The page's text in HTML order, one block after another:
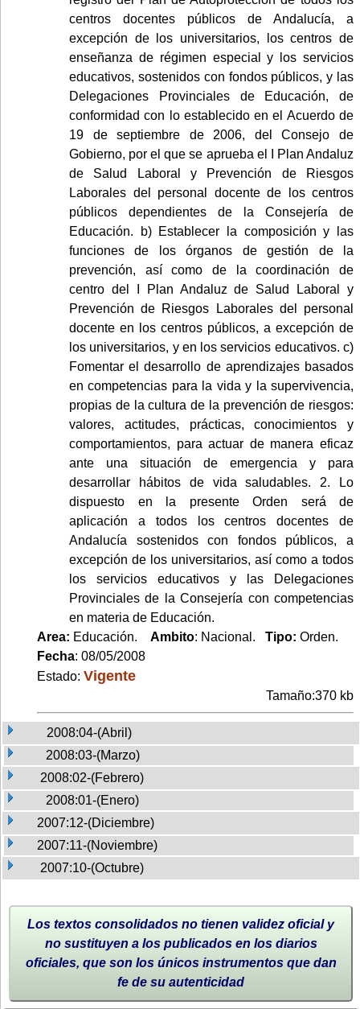
centros docentes públicos de Andalucía, a
excepción de los universitarios, los centros de
enseñanza de régimen especial y los servicios
educativos, sostenidos con fondos públicos, y las
Delegaciones Provinciales de Educación, de
conformidad con lo establecido en el Acuerdo de
19 de septiembre de 2006, del Consejo de
Gobierno, por el que se aprueba el I Plan Andaluz
de Salud Laboral y Prevención de Riesgos
Laborales del personal docente de los centros
públicos dependientes de la Consejería de
Educación. b) Establecer la composición y las
funciones de los órganos de gestión de la
prevención, así como de la coordinación de
centro del I Plan Andaluz de Salud Laboral y
Prevención de Riesgos Laborales del personal
docente en los centros públicos, a excepción de
los universitarios, y en los servicios educativos. c)
Fomentar el desarrollo de aprendizajes basados
en competencias para la vida y la supervivencia,
propias de la cultura de la prevención de riesgos:
valores, actitudes, prácticas, conocimientos y
comportamientos, para actuar de manera eficaz
ante una situación de emergencia y para
desarrollar hábitos de vida saludables. 2. Lo
dispuesto en la presente Orden será de
aplicación a todos los centros docentes de
Andalucía sostenidos con fondos públicos, a
excepción de los universitarios, así como a todos
los servicios educativos y las Delegaciones
Provinciales de la Consejería con competencias
en materia de Educación.
Area: Educación. Ambito: Nacional. Tipo: Orden.
Fecha: 08/05/2008
Estado: Vigente
Tamaño:370 kb
2008:04-(Abril)
2008:03-(Marzo)
2008:02-(Febrero)
2008:01-(Enero)
2007:12-(Diciembre)
2007:11-(Noviembre)
2007:10-(Octubre)
Los textos consolidados no tienen validez oficial y
no sustituyen a los publicados en los diarios
oficiales, que son los únicos instrumentos que dan
fe de su autenticidad